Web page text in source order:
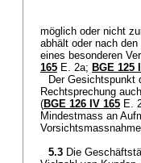
möglich oder nicht
abhält oder nach
eines besonderen
165 E. 2a; BGE 125
Der Gesichtspunkt
Rechtsprechung
(BGE 126 IV 165 E.
Mindestmass an
5.3 Die